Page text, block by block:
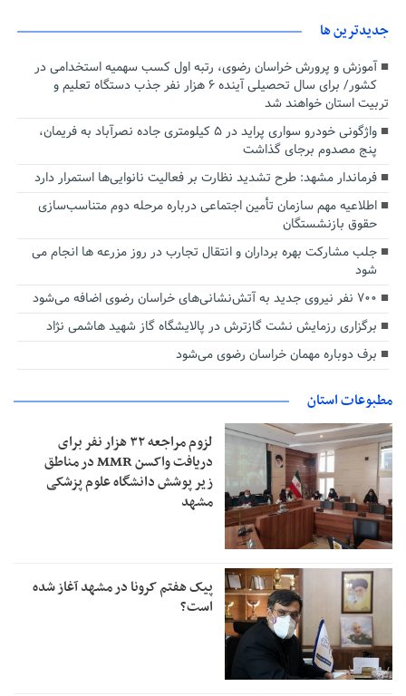
جديدترين ها
آموزش و پرورش خراسان رضوی، رتبه اول کسب سهمیه استخدامی در
کشور/ برای سال تحصیلی آینده ۶ هزار نفر جذب دستگاه تعلیم و
تربیت استان خواهند شد
واژگونی خودرو سواری پراید در ۵ کیلومتری جاده نصرآباد به فریمان،
پنج مصدوم برجای گذاشت
فرماندار مشهد: طرح تشدید نظارت بر فعالیت نانوایی‌ها استمرار دارد
اطلاعیه مهم سازمان تأمین اجتماعی درباره مرحله دوم متناسب‌سازی
حقوق بازنشستگان
جلب مشارکت بهره برداران و انتقال تجارب در روز مزرعه ها انجام می
شود
۷۰۰ نفر نیروی جدید به آتش‌نشانی‌های خراسان رضوی اضافه می‌شود
برگزاری رزمایش نشت گازترش در پالایشگاه گاز شهید هاشمی نژاد
برف دوباره مهمان خراسان رضوی می‌شود
مطبوعات استان
لزوم مراجعه ۳۲ هزار نفر برای
دریافت واکسن MMR در مناطق
زیر پوشش دانشگاه علوم پزشکی
مشهد
پیک هفتم کرونا در مشهد آغاز شده
است؟